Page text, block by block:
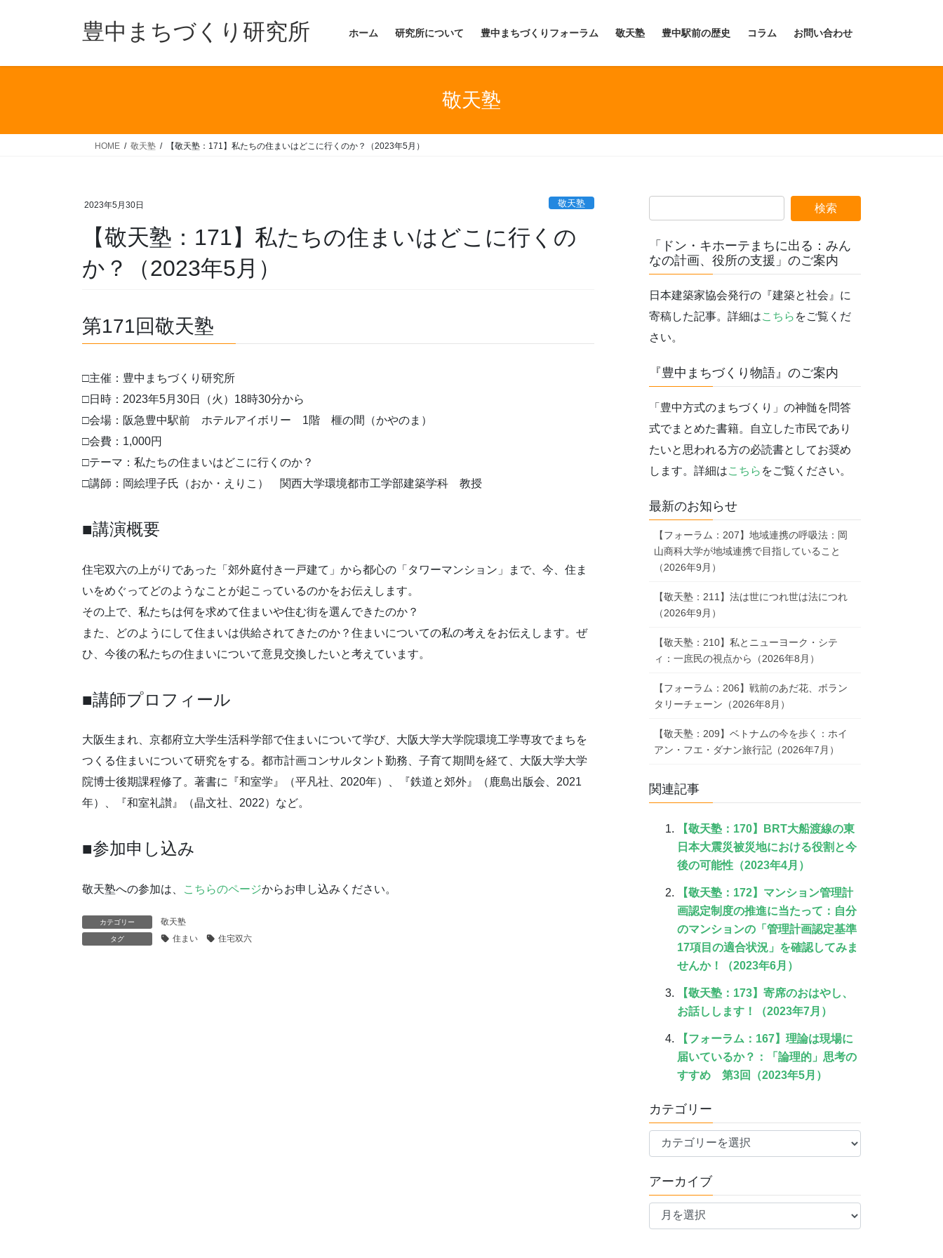
豊中まちづくり研究所 ホーム 研究所について 豊中まちづくりフォーラム 敬天塾 豊中駅前の歴史 コラム お問い合わせ
敬天塾
HOME 敬天塾 【敬天塾：171】私たちの住まいはどこに行くのか？（2023年5月）
2023年5月30日 敬天塾
【敬天塾：171】私たちの住まいはどこに行くの
か？（2023年5月）
第171回敬天塾
□主催：豊中まちづくり研究所
□日時：2023年5月30日（火）18時30分から
□会場：阪急豊中駅前 ホテルアイボリー 1階 榧の間（かやのま）
□会費：1,000円
□テーマ：私たちの住まいはどこに行くのか？
□講師：岡絵理子氏（おか・えりこ） 関西大学環境都市工学部建築学科 教授
■講演概要
住宅双六の上がりであった「郊外庭付き一戸建て」から都心の「タワーマンション」まで、今、住ま
いをめぐってどのようなことが起こっているのかをお伝えします。
その上で、私たちは何を求めて住まいや住む街を選んできたのか？
また、どのようにして住まいは供給されてきたのか？住まいについての私の考えをお伝えします。ぜ
ひ、今後の私たちの住まいについて意見交換したいと考えています。
■講師プロフィール
大阪生まれ、京都府立大学生活科学部で住まいについて学び、大阪大学大学院環境工学専攻でまちを
つくる住まいについて研究をする。都市計画コンサルタント勤務、子育て期間を経て、大阪大学大学
院博士後期課程修了。著書に『和室学』（平凡社、2020年）、『鉄道と郊外』（鹿島出版会、2021
年）、『和室礼讃』（晶文社、2022）など。
■参加申し込み
敬天塾への参加は、 こちらのページからお申し込みください。
カテゴリー 敬天塾
タグ 住まい 住宅双六
「ドン・キホーテまちに出る：みん
なの計画、役所の支援」のご案内
日本建築家協会発行の『建築と社会』に
寄稿した記事。詳細はこちら をご覧くだ
さい。
『豊中まちづくり物語』のご案内
「豊中方式のまちづくり」の神髄を問答
式でまとめた書籍。自立した市民であり
たいと思われる方の必読書としてお奨め
します。詳細はこちら をご覧ください。
最新のお知らせ
【フォーラム：207】地域連携の呼吸法：岡
山商科大学が地域連携で目指していること
（2026年9月）
【敬天塾：211】法は世につれ世は法につれ
（2026年9月）
【敬天塾：210】私とニューヨーク・シテ
ィ：一庶民の視点から（2026年8月）
【フォーラム：206】戦前のあだ花、ボラン
タリーチェーン（2026年8月）
【敬天塾：209】ベトナムの今を歩く：ホイ
アン・フエ・ダナン旅行記（2026年7月）
関連記事
【敬天塾：170】BRT大船渡線の東
日本大震災被災地における役割と今
後の可能性（2023年4月）
【敬天塾：172】マンション管理計
画認定制度の推進に当たって：自分
のマンションの「管理計画認定基準
17項目の適合状況」を確認してみま
せんか！（2023年6月）
【敬天塾：173】寄席のおはやし、
お話しします！（2023年7月）
【フォーラム：167】理論は現場に
届いているか？：「論理的」思考の
すすめ 第3回（2023年5月）
カテゴリー
テ
リ
ー
アーカイブ
ア